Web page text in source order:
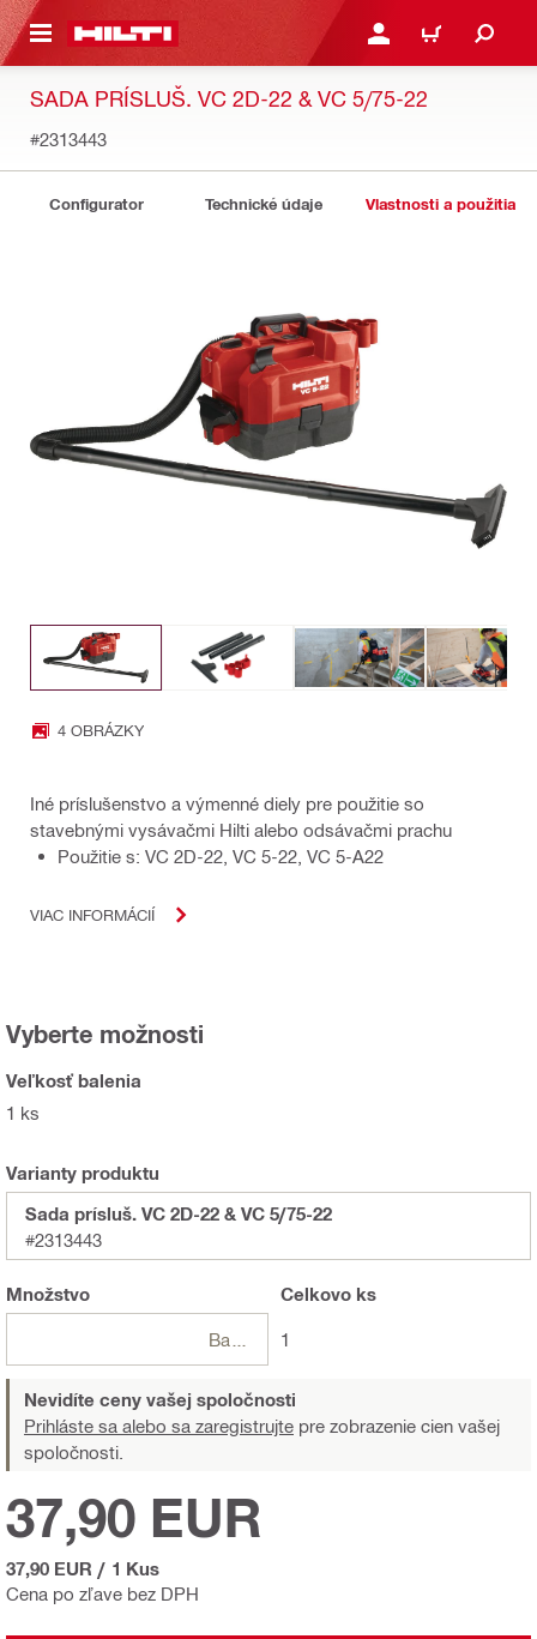
HLAVNÝ OBSAH PRIHLÁSIŤ ALEBO
KOŠÍK
SADA PRÍSLUŠ. VC 2D-22 & VC 5/75-22
#2313443
Configurator Technické údaje Vlastnosti a použitia
4 OBRÁZKY
Iné príslušenstvo a výmenné diely pre použitie so
stavebnými vysávačmi Hilti alebo odsávačmi prachu
Použitie s: VC 2D-22, VC 5-22, VC 5-A22
VIAC INFORMÁCIÍ
Vyberte možnosti
Veľkosť balenia
1 ks
Varianty produktu
Sada prísluš. VC 2D-22 & VC 5/75-22
#2313443
Množstvo Celkovo ks
1
Nevidíte ceny vašej spoločnosti
Prihláste sa alebo sa zaregistrujte pre zobrazenie cien vašej
spoločnosti.
Cena po zľave bez DPH
37,90 EUR
37,90 EUR / 1 Kus